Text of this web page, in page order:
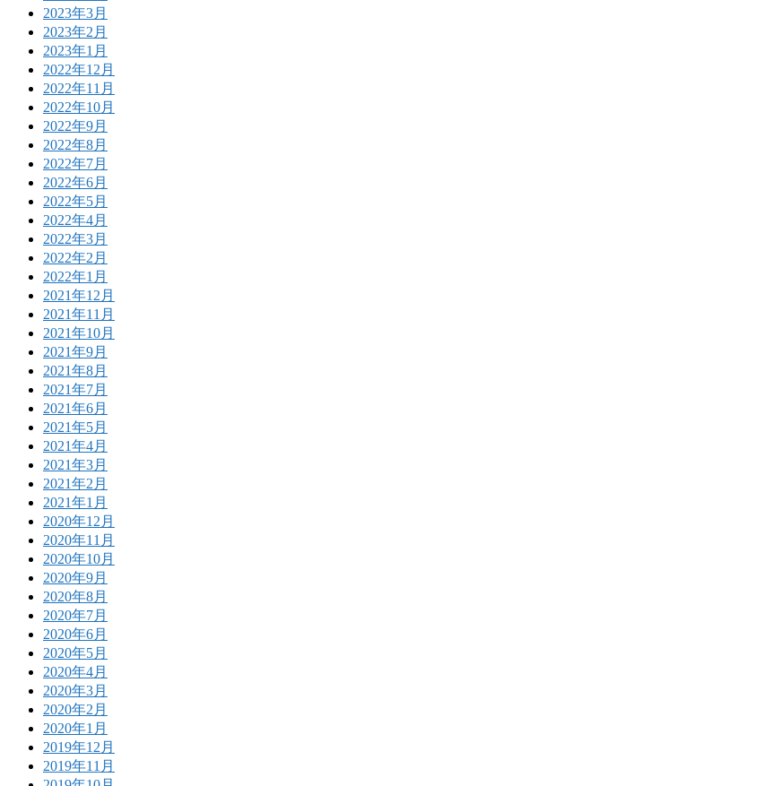
2023年3月
2023年2月
2023年1月
2022年12月
2022年11月
2022年10月
2022年9月
2022年8月
2022年7月
2022年6月
2022年5月
2022年4月
2022年3月
2022年2月
2022年1月
2021年12月
2021年11月
2021年10月
2021年9月
2021年8月
2021年7月
2021年6月
2021年5月
2021年4月
2021年3月
2021年2月
2021年1月
2020年12月
2020年11月
2020年10月
2020年9月
2020年8月
2020年7月
2020年6月
2020年5月
2020年4月
2020年3月
2020年2月
2020年1月
2019年12月
2019年11月